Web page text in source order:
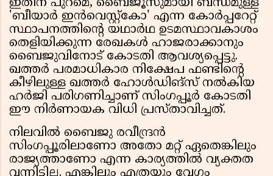
ഇതിന് പുറമെ, ബൈജൂസുമായി ബന്ധമുള്ള
'ബീയാർ ഇൻവെസ്റ്റ്കോ' എന്ന കോർപ്പറേറ്റ്
സ്ഥാപനത്തിന്റെ യഥാർഥ ഉടമസ്ഥാവകാശം
തെളിയിക്കുന്ന രേഖകൾ ഹാജരാക്കാനും
ബൈജുവിനോട് കോടതി ആവശ്യപ്പെട്ടു.
ഖത്തർ പരമാധികാര നിക്ഷേപ ഫണ്ടിന്റെ
കീഴിലുള്ള ഖത്തർ ഹോൾഡിങ്സ് നൽകിയ
ഹർജി പരിഗണിച്ചാണ് സിംഗപ്പൂർ കോടതി
ഈ നിർണായക വിധി പ്രസ്താവിച്ചത്.
നിലവിൽ ബൈജു രവീന്ദ്രൻ
സിംഗപ്പൂരിലാണോ അതോ മറ്റ് ഏതെങ്കിലും
രാജ്യത്താണോ എന്ന കാര്യത്തിൽ വ്യക്തത